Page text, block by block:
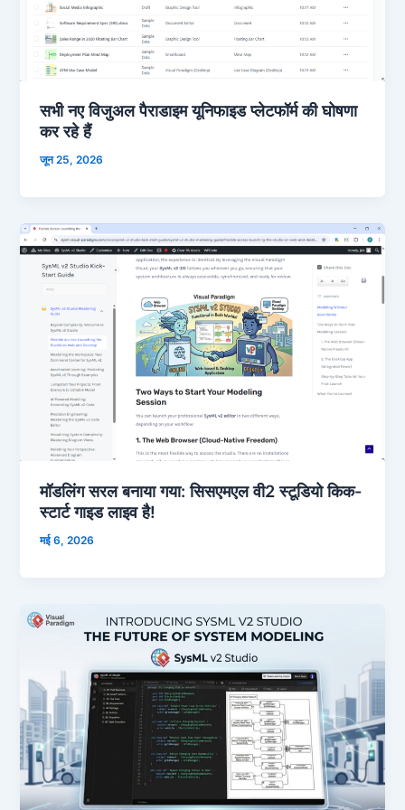
सभी नए विजुअल पैराडाइम यूनिफाइड प्लेटफॉर्म की घोषणा
कर रहे हैं
जून 25, 2026
मॉडलिंग सरल बनाया गया: सिसएमएल वी2 स्टूडियो किक-
स्टार्ट गाइड लाइव है!
मई 6, 2026